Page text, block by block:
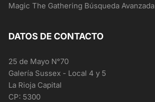
Magic The Gathering Búsqueda Avanzada
DATOS DE CONTACTO
25 de Mayo N°70
Galería Sussex - Local 4 y 5
La Rioja Capital
CP: 5300